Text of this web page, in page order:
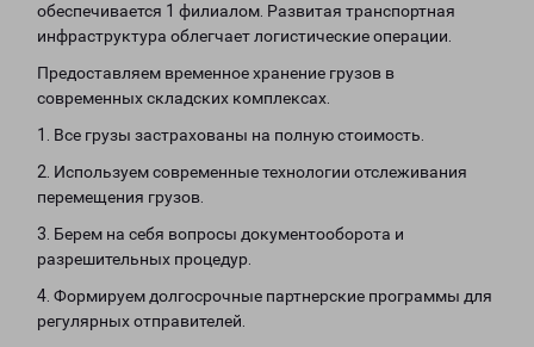
обеспечивается 1 филиалом. Развитая транспортная
инфраструктура облегчает логистические операции.
Предоставляем временное хранение грузов в
современных складских комплексах.
1. Все грузы застрахованы на полную стоимость.
2. Используем современные технологии отслеживания
перемещения грузов.
3. Берем на себя вопросы документооборота и
разрешительных процедур.
4. Формируем долгосрочные партнерские программы для
регулярных отправителей.